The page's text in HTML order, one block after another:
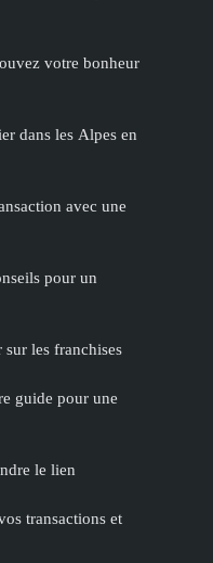
votre bonheur
dans les Alpes en
avec une
pour un
les franchises
guide pour une
le lien
transactions et